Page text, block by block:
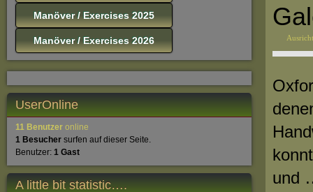
Manöver / Exercises 2025
Manöver / Exercises 2026
UserOnline
11 Benutzer online
1 Besucher surfen auf dieser Seite.
Benutzer: 1 Gast
A little bit statistic….
und